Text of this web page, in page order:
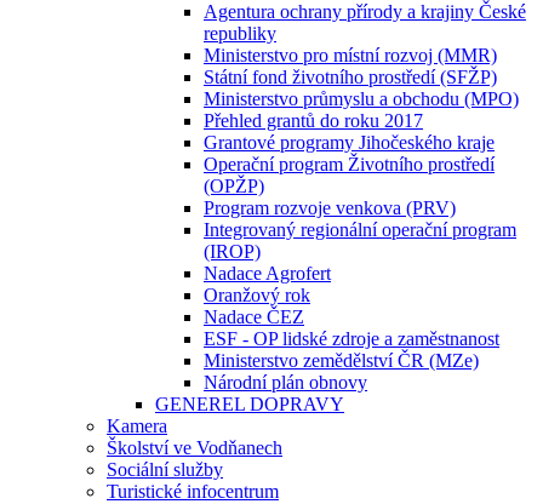
Agentura ochrany přírody a krajiny České
republiky
Ministerstvo pro místní rozvoj (MMR)
Státní fond životního prostředí (SFŽP)
Ministerstvo průmyslu a obchodu (MPO)
Přehled grantů do roku 2017
Grantové programy Jihočeského kraje
Operační program Životního prostředí
(OPŽP)
Program rozvoje venkova (PRV)
Integrovaný regionální operační program
(IROP)
Nadace Agrofert
Oranžový rok
Nadace ČEZ
ESF - OP lidské zdroje a zaměstnanost
Ministerstvo zemědělství ČR (MZe)
Národní plán obnovy
GENEREL DOPRAVY
Kamera
Školství ve Vodňanech
Sociální služby
Turistické infocentrum